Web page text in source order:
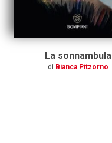
La sonnambula
di Bianca Pitzorno